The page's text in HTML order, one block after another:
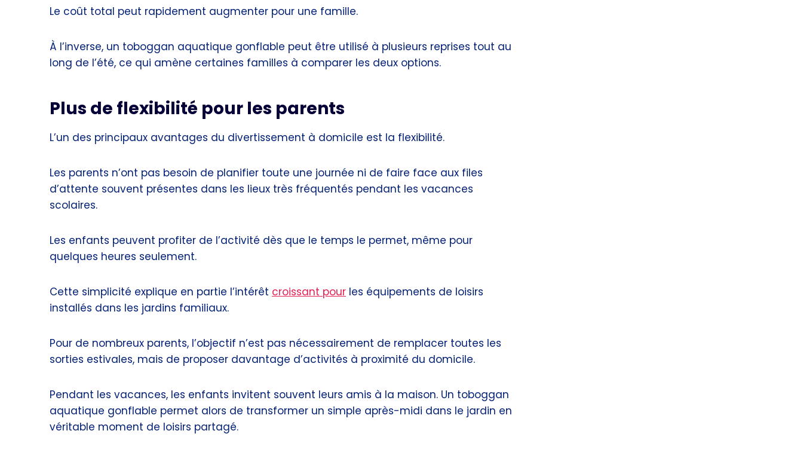
Le coût total peut rapidement augmenter pour une famille.
À l’inverse, un toboggan aquatique gonflable peut être utilisé à plusieurs reprises tout au
long de l’été, ce qui amène certaines familles à comparer les deux options.
Plus de flexibilité pour les parents
L’un des principaux avantages du divertissement à domicile est la flexibilité.
Les parents n’ont pas besoin de planifier toute une journée ni de faire face aux files
d’attente souvent présentes dans les lieux très fréquentés pendant les vacances
scolaires.
Les enfants peuvent profiter de l’activité dès que le temps le permet, même pour
quelques heures seulement.
Cette simplicité explique en partie l’intérêt croissant pour les équipements de loisirs
installés dans les jardins familiaux.
Pour de nombreux parents, l’objectif n’est pas nécessairement de remplacer toutes les
sorties estivales, mais de proposer davantage d’activités à proximité du domicile.
Pendant les vacances, les enfants invitent souvent leurs amis à la maison. Un toboggan
aquatique gonflable permet alors de transformer un simple après-midi dans le jardin en
véritable moment de loisirs partagé.